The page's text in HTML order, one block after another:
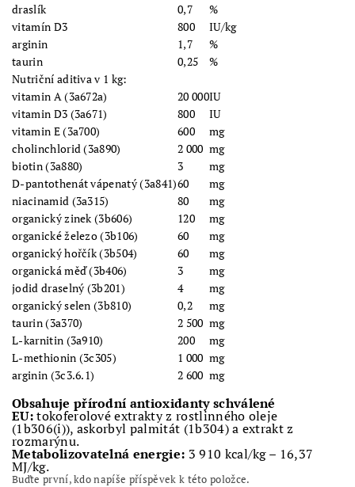
draslík
0,7
%
vitamín D3
800
IU/kg
arginin
1,7
%
taurin
0,25
%
Nutriční aditiva v 1 kg:
vitamin A (3a672a)
20 000IU
vitamin D3 (3a671)
800
IU
vitamin E (3a700)
600
mg
cholinchlorid (3a890)
2 000 mg
biotin (3a880)
3
mg
D-pantothenát vápenatý (3a841)60
mg
niacinamid (3a315)
80
mg
organický zinek (3b606)
120
mg
organické železo (3b106)
60
mg
organický hořčík (3b504)
60
mg
organická měď (3b406)
3
mg
jodid draselný (3b201)
4
mg
organický selen (3b810)
0,2
mg
taurin (3a370)
2 500 mg
L-karnitin (3a910)
200
mg
L-methionin (3c305)
1 000 mg
arginin (3c3.6.1)
2 600 mg
Obsahuje přírodní antioxidanty schválené
EU:tokoferolové extrakty z rostlinného oleje
(1b306(i)), askorbyl palmitát (1b304) a extrakt z
rozmarýnu.
Metabolizovatelná energie: 3 910 kcal/kg – 16,37
MJ/kg.
Buďte první, kdo napíše příspěvek k této položce.